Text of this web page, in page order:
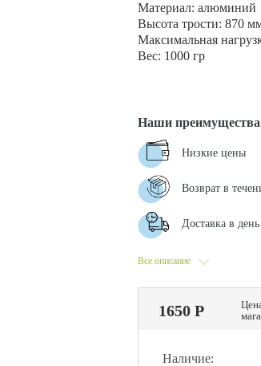
Материал: алюминий
Высота трости: 870
Максимальная
Вес: 1000 гр
Все описание
Наши преимущества
Низкие цены
Возврат в
Доставка в день
1650 Р
Наличие: